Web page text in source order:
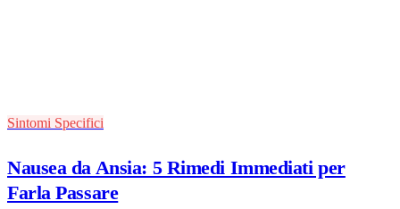
Sintomi Specifici
Nausea da Ansia: 5 Rimedi Immediati per
Farla Passare